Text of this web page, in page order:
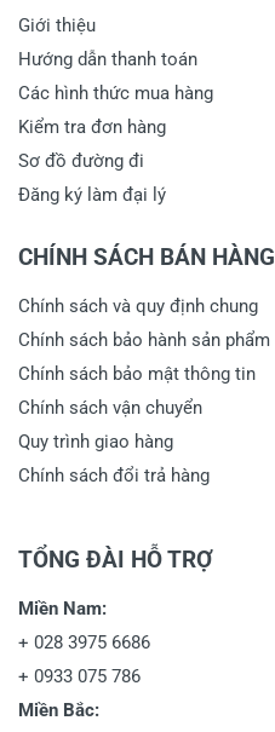
Giới thiệu
Hướng dẫn thanh toán
Các hình thức mua hàng
Kiểm tra đơn hàng
Sơ đồ đường đi
Đăng ký làm đại lý
CHÍNH SÁCH BÁN HÀNG
Chính sách và quy định chung
Chính sách bảo hành sản phẩm
Chính sách bảo mật thông tin
Chính sách vận chuyển
Quy trình giao hàng
Chính sách đổi trả hàng
TỔNG ĐÀI HỖ TRỢ
Miền Nam:
+ 028 3975 6686
+ 0933 075 786
Miền Bắc: